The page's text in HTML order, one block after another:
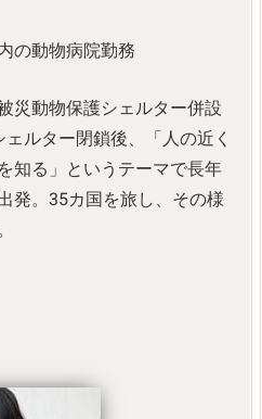
の動物病院勤務
災動物保護シェルター併設
ルター閉鎖後、「人の近く
知る」というテーマで長年
発。35カ国を旅し、その様